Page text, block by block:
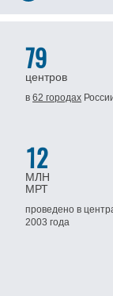
79
центров
в62 городах
12
МЛН
МРТ
проведено в
2003 года